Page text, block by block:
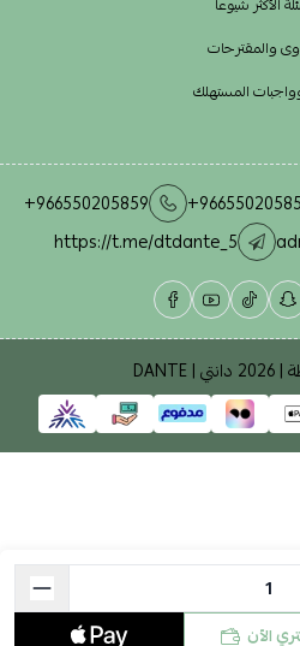
الآن
والمقترحات
المستهلك
+966550205859
https://t.me/dtdante_5
دانتي | DANTE